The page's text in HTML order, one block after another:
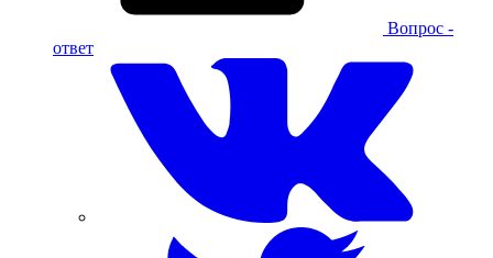
Вопрос -
ответ